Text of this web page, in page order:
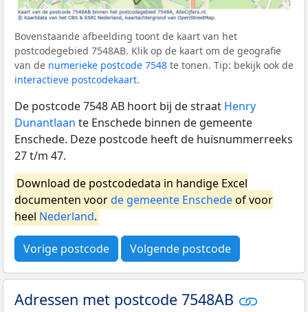
Bovenstaande afbeelding toont de kaart van het
postcodegebied 7548AB. Klik op de kaart om de geografie
van de numerieke postcode 7548 te tonen. Tip: bekijk ook de
interactieve postcodekaart.
De postcode 7548 AB hoort bij de straat Henry
Dunantlaan te Enschede binnen de gemeente
Enschede. Deze postcode heeft de huisnummerreeks
27 t/m 47.
Download de postcodedata in handige Excel
documenten voorde gemeente Enschedeof voor
heel Nederland.
Vorige postcode Volgende postcode
Adressen met postcode 7548AB